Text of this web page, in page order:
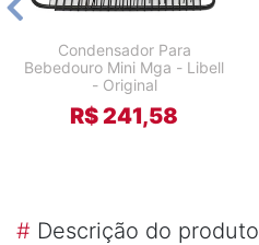
Condensador Para
Bebedouro Mini Mga - Libell
- Original
R$ 241,58
# Descrição do produto